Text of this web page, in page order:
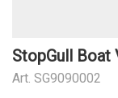
StopGull Boat
Art. SG9090002